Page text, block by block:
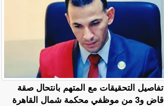
تفاصيل التحقيقات مع المتهم بانتحال صقة
قاض و3 من موظفي محكمة شمال القاهرة